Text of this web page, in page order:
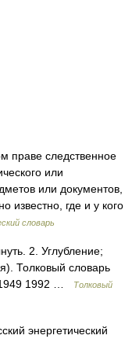
праве следственное
или
или документов,
известно, где и у кого
словарь
2. Углубление;
Толковый словарь
1992 …
Толковый
энергетический